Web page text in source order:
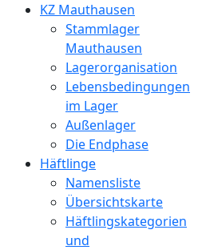
KZ Mauthausen
Stammlager
Mauthausen
Lagerorganisation
Lebensbedingungen
im Lager
Außenlager
Die Endphase
Häftlinge
Namensliste
Übersichtskarte
Häftlingskategorien
und